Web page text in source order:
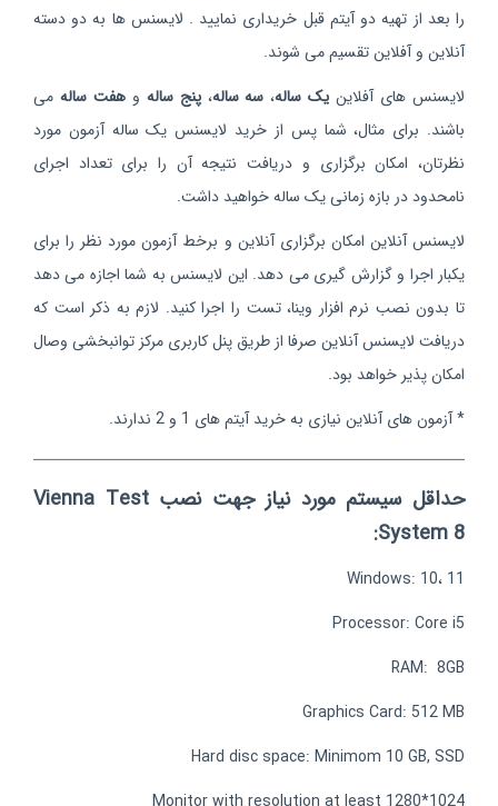
را بعد از تهیه دو آیتم قبل خریداری نمایید . لایسنس ها به دو دسته
آنلاین و آفلاین تقسیم می شوند.
لایسنس های آفلاین یک ساله، سه ساله،پنج ساله وهفت ساله می
باشند. برای مثال، شما پس از خرید لایسنس یک ساله آزمون مورد
نظرتان، امکان برگزاری و دریافت نتیجه آن را برای تعداد اجرای
نامحدود در بازه زمانی یک ساله خواهید داشت.
لایسنس آنلاین امکان برگزاری آنلاین و برخط آزمون مورد نظر را برای
یکبار اجرا و گزارش گیری می دهد. این لایسنس به شما اجازه می دهد
تا بدون نصب نرم افزار وینا، تست را اجرا کنید. لازم به ذکر است که
دریافت لایسنس آنلاین صرفا از طریق پنل کاربری مرکز توانبخشی وصال
امکان پذیر خواهد بود.
* آزمون های آنلاین نیازی به خرید آیتم های 1 و 2 ندارند.
حداقل سیستم مورد نیاز جهت نصب Vienna Test
System 8:
Windows: 10، 11
Processor: Core i5
RAM: 8GB
Graphics Card: 512 MB
Hard disc space: Minimom 10 GB, SSD